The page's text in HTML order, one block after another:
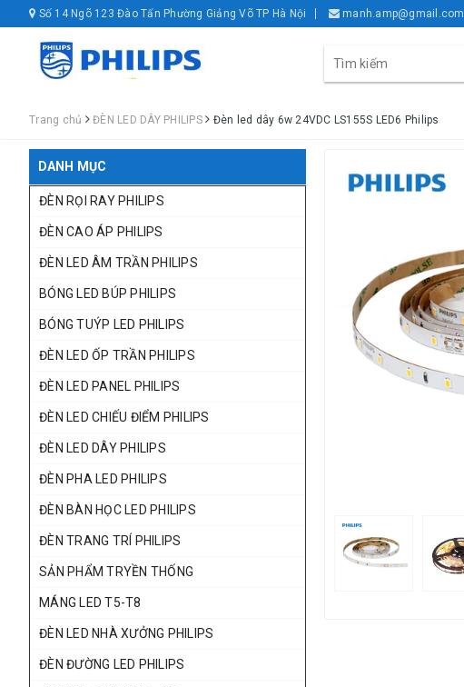
Số 14 Ngõ 123 Đào Tấn Phường Giảng Võ TP Hà Nội manh.amp@gmail.com
Trang chủ ĐÈN LED DÂY PHILIPS Đèn led dây 6w 24VDC LS155S LED6 Philips
DANH MỤC
ĐÈN RỌI RAY PHILIPS
ĐÈN CAO ÁP PHILIPS
ĐÈN LED ÂM TRẦN PHILIPS
BÓNG LED BÚP PHILIPS
BÓNG TUÝP LED PHILIPS
ĐÈN LED ỐP TRẦN PHILIPS
ĐÈN LED PANEL PHILIPS
ĐÈN LED CHIẾU ĐIỂM PHILIPS
ĐÈN LED DÂY PHILIPS
ĐÈN PHA LED PHILIPS
ĐÈN BÀN HỌC LED PHILIPS
ĐÈN TRANG TRÍ PHILIPS
SẢN PHẨM TRYỀN THỐNG
MÁNG LED T5-T8
ĐÈN LED NHÀ XƯỞNG PHILIPS
ĐÈN ĐƯỜNG LED PHILIPS